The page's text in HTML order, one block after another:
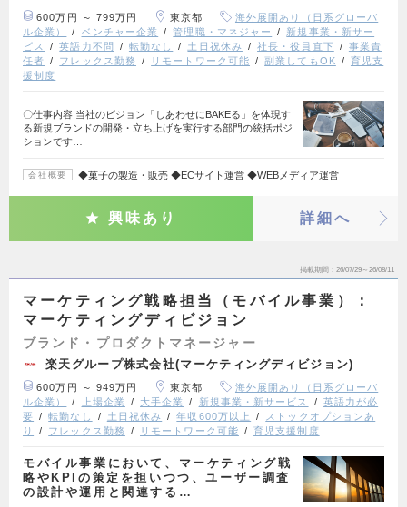
600万円 ～ 799万円 東京都
海外展開あり（日系グローバ
ル企業）
ベンチャー企業 管理職・マネジャー
新規事業・新サー
ビス
英語力不問 転勤なし 土日祝休み 社長・役員直下
事業責
任者
フレックス勤務 リモートワーク可能 副業してもOK
育児支
援制度
〇仕事内容 当社のビジョン「しあわせにBAKEる」を体現す
る新規ブランドの開発・立ち上げを実行する部門の統括ポジ
ションです…
会社概要 ◆菓子の製造・販売 ◆ECサイト運営 ◆WEBメディア運営
興味あり 詳細へ
掲載期間 26/07/29～26/08/11
マーケティング戦略担当（モバイル事業）：
マーケティングディビジョン
ブランド・プロダクトマネージャー
楽天グループ株式会社(マーケティングディビジョン)
600万円 ～ 949万円 東京都
海外展開あり（日系グローバ
ル企業）
上場企業 大手企業 新規事業・新サービス
英語力が必
要
転勤なし 土日祝休み 年収600万以上
ストックオプションあ
り
フレックス勤務 リモートワーク可能 育児支援制度
モバイル事業において、マーケティング戦
略やKPIの策定を担いつつ、ユーザー調査
の設計や運用と関連する…